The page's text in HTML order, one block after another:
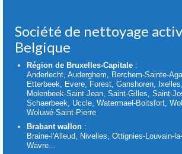
Société de nettoyage
Belgique
Région de Bruxelles-Capitale :
Anderlecht, Auderghem, Berchem-Sainte-
Etterbeek, Evere, Forest, Ganshoren,
Molenbeek-Saint-Jean, Saint-Gilles, Saint-
Schaerbeek, Uccle, Watermael-Boitsfort,
Woluwé-Saint-Pierre
Brabant wallon :
Braine-l'Alleud, Nivelles, Ottignies-Louvain-
Wavre...